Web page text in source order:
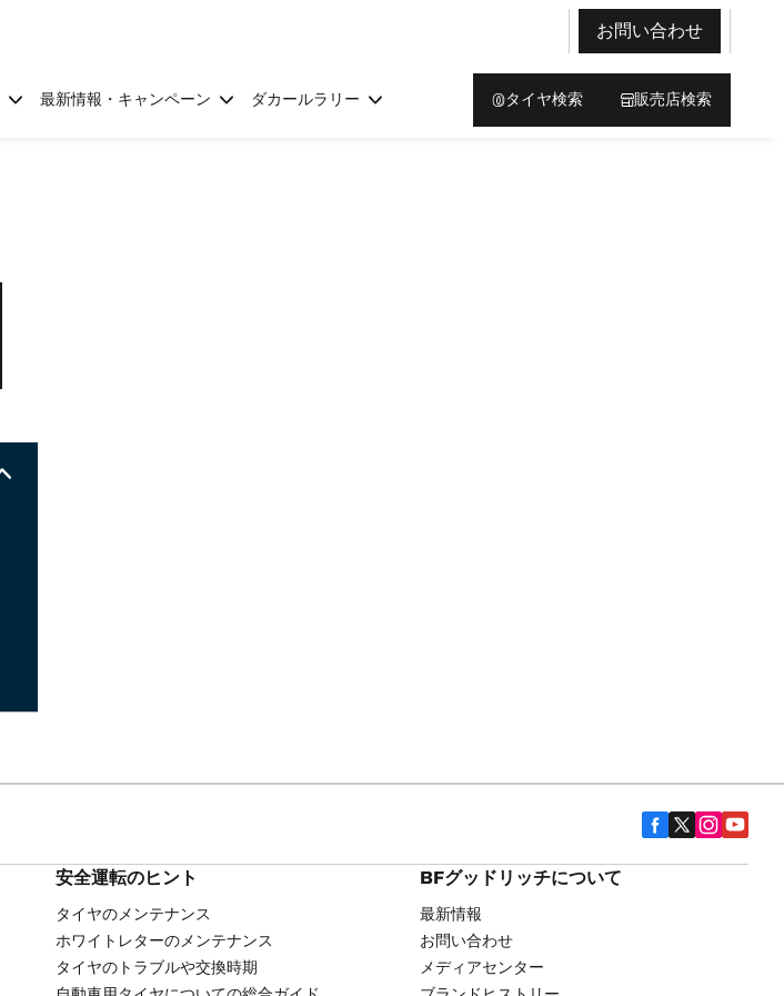
お問い合わせ
最新情報・キャンペーン ダカールラリー タイヤ検索 販売店検索
安全運転のヒント
タイヤのメンテナンス
ホワイトレターのメンテナンス
タイヤのトラブルや交換時期
BFグッドリッチについて
最新情報
お問い合わせ
メディアセンター